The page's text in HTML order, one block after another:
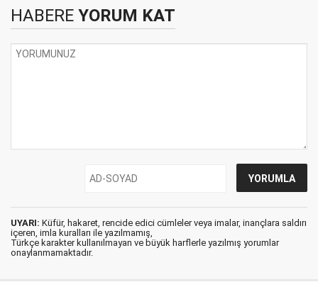
HABERE YORUM KAT
UYARI: Küfür, hakaret, rencide edici cümleler veya imalar, inançlara saldırı
içeren, imla kuralları ile yazılmamış,
Türkçe karakter kullanılmayan ve büyük harflerle yazılmış yorumlar
onaylanmamaktadır.